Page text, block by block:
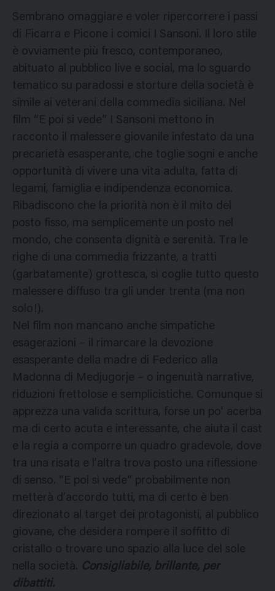
Sembrano omaggiare e voler ripercorrere i passi
di Ficarra e Picone i comici I Sansoni. Il loro stile
è ovviamente più fresco, contemporaneo,
abituato al pubblico live e social, ma lo sguardo
tematico su paradossi e storture della società è
simile ai veterani della commedia siciliana. Nel
film “E poi si vede” I Sansoni mettono in
racconto il malessere giovanile infestato da una
precarietà esasperante, che toglie sogni e anche
opportunità di vivere una vita adulta, fatta di
legami, famiglia e indipendenza economica.
Ribadiscono che la priorità non è il mito del
posto fisso, ma semplicemente un posto nel
mondo, che consenta dignità e serenità. Tra le
righe di una commedia frizzante, a tratti
(garbatamente) grottesca, si coglie tutto questo
malessere diffuso tra gli under trenta (ma non
solo!).
Nel film non mancano anche simpatiche
esagerazioni – il rimarcare la devozione
esasperante della madre di Federico alla
Madonna di Medjugorje – o ingenuità narrative,
riduzioni frettolose e semplicistiche. Comunque si
apprezza una valida scrittura, forse un po’ acerba
ma di certo acuta e interessante, che aiuta il cast
e la regia a comporre un quadro gradevole, dove
tra una risata e l’altra trova posto una riflessione
di senso. “E poi si vede” probabilmente non
metterà d’accordo tutti, ma di certo è ben
direzionato al target dei protagonisti, al pubblico
giovane, che desidera rompere il soffitto di
cristallo o trovare uno spazio alla luce del sole
nella società. Consigliabile, brillante, per
dibattiti.